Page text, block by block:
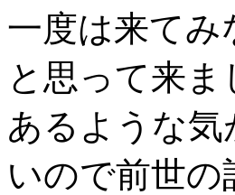
一度は来てみ
と思って来
あるような
いので前世